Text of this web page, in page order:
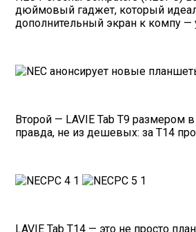
дюймовый гаджет, который
дополнительный экран к компу —
Второй — LAVIE Tab T9 размером
правда, не из дешевых: за T14
LAVIE Tab T14 — это не просто